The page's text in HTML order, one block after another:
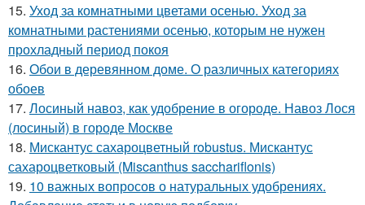
15. Уход за комнатными цветами осенью. Уход за
комнатными растениями осенью, которым не нужен
прохладный период покоя
16. Обои в деревянном доме. О различных категориях
обоев
17. Лосиный навоз, как удобрение в огороде. Навоз Лося
(лосиный) в городе Москве
18. Мискантус сахароцветный robustus. Мискантус
сахароцветковый (Miscanthus sacchariflonis)
19. 10 важных вопросов о натуральных удобрениях.